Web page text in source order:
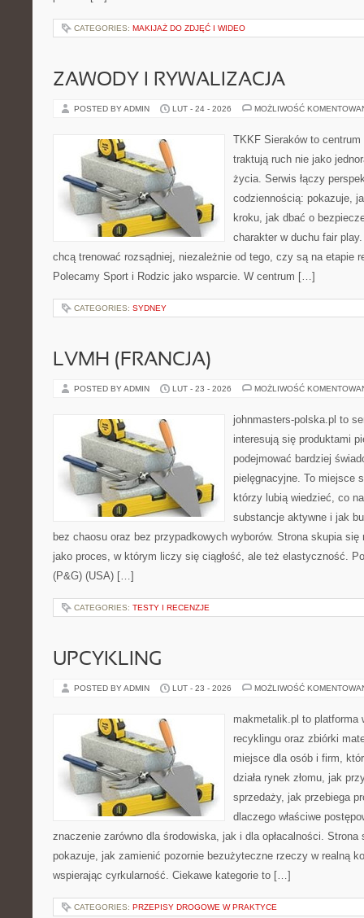
CATEGORIES: MAKIJAŻ DO ZDJĘĆ I WIDEO
ZAWODY I RYWALIZACJA
POSTED BY ADMIN LUT - 24 - 2026 MOŻLIWOŚĆ
TKKF Sieraków to
traktują ruch nie jako
życia. Serwis łączy
codziennością: pokazuje,
kroku, jak dbać o
charakter w duchu fair
chcą trenować rozsądniej, niezależnie od tego, czy są na etapie
Polecamy Sport i Rodzic jako wsparcie. W centrum […]
CATEGORIES: SYDNEY
LVMH (FRANCJA)
POSTED BY ADMIN LUT - 23 - 2026 MOŻLIWOŚĆ
johnmasters-polska.pl to
interesują się produktami
podejmować bardziej
pielęgnacyjne. To miejsce
którzy lubią wiedzieć, co
substancje aktywne i jak
bez chaosu oraz bez przypadkowych wyborów. Strona skupia się
jako proces, w którym liczy się ciągłość, ale też elastyczność.
(P&G) (USA) […]
CATEGORIES: TESTY I RECENZJE
UPCYKLING
POSTED BY ADMIN LUT - 23 - 2026 MOŻLIWOŚĆ
makmetalik.pl to platforma
recyklingu oraz zbiórki
miejsce dla osób i firm,
działa rynek złomu, jak
sprzedaży, jak przebiega
dlaczego właściwe
znaczenie zarówno dla środowiska, jak i dla opłacalności.
pokazuje, jak zamienić pozornie bezużyteczne rzeczy w realną
wspierając cyrkularność. Ciekawe kategorie to […]
CATEGORIES: PRZEPISY DROGOWE W PRAKTYCE